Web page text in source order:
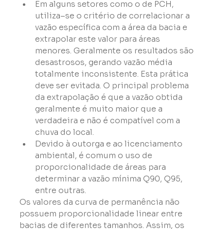
Em alguns setores como o de PCH,
utiliza–se o critério de correlacionar a
vazão específica com a área da bacia e
extrapolar este valor para áreas
menores. Geralmente os resultados são
desastrosos, gerando vazão média
totalmente inconsistente. Esta prática
deve ser evitada. O principal problema
da extrapolação é que a vazão obtida
geralmente é muito maior que a
verdadeira e não é compatível com a
chuva do local.
Devido à outorga e ao licenciamento
ambiental, é comum o uso de
proporcionalidade de áreas para
determinar a vazão mínima Q90, Q95,
entre outras.
Os valores da curva de permanência não
possuem proporcionalidade linear entre
bacias de diferentes tamanhos. Assim, os